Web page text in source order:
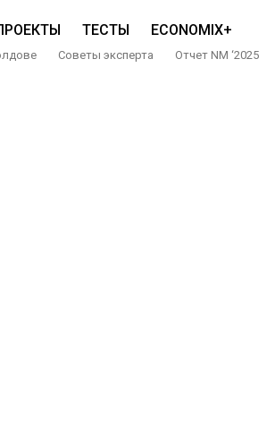
ТЕСТЫ ECONOMIX+
Советы эксперта Отчет NM ‘2025